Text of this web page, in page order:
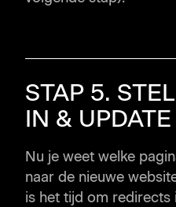
STAP 5.
IN &
Nu je weet welke
naar de nieuwe
is het tijd om redirects